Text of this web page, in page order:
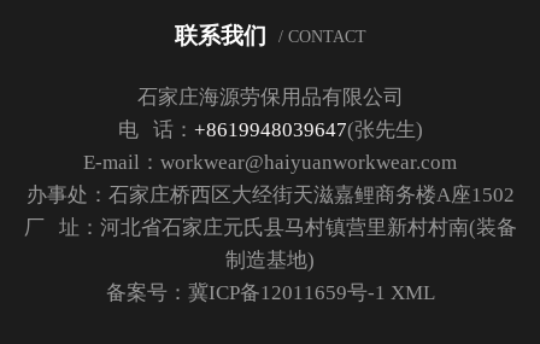
联系我们 / CONTACT
石家庄海源劳保用品有限公司
电 话： +8619948039647(张先生)
E-mail：workwear@haiyuanworkwear.com
办事处：石家庄桥西区大经街天滋嘉鲤商务楼A座1502
厂 址：河北省石家庄元氏县马村镇营里新村村南(装备
制造基地)
备案号： 冀ICP备12011659号-1 XML